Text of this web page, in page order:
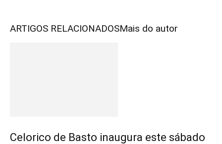
ARTIGOS RELACIONADOSMais do autor
Celorico de Basto inaugura este sábado